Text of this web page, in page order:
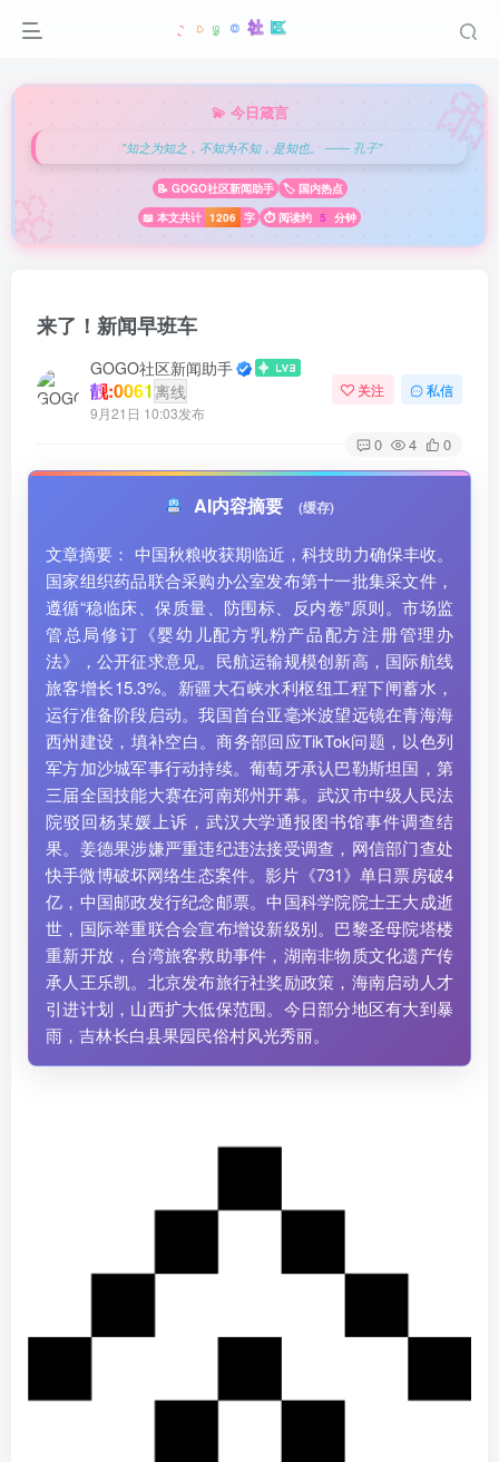
💫 今日箴言
"知之为知之，不知为不知，是知也。 —— 孔子"
📝 GOGO社区新闻助手
🏷️ 国内热点
📖 本文共计 1206 字 ⏱️ 阅读约 5 分钟
来了！新闻早班车
GOGO社区新闻助手
靓:0061 离线
9月21日 10:03发布
关注 私信
0 4 0
AI内容摘要 (缓存)
文章摘要： 中国秋粮收获期临近，科技助力确保丰收。
国家组织药品联合采购办公室发布第十一批集采文件，
遵循“稳临床、保质量、防围标、反内卷”原则。市场监
管总局修订《婴幼儿配方乳粉产品配方注册管理办
法》，公开征求意见。民航运输规模创新高，国际航线
旅客增长15.3%。新疆大石峡水利枢纽工程下闸蓄水，
运行准备阶段启动。我国首台亚毫米波望远镜在青海海
西州建设，填补空白。商务部回应TikTok问题，以色列
军方加沙城军事行动持续。葡萄牙承认巴勒斯坦国，第
三届全国技能大赛在河南郑州开幕。武汉市中级人民法
院驳回杨某媛上诉，武汉大学通报图书馆事件调查结
果。姜德果涉嫌严重违纪违法接受调查，网信部门查处
快手微博破坏网络生态案件。影片《731》单日票房破4
亿，中国邮政发行纪念邮票。中国科学院院士王大成逝
世，国际举重联合会宣布增设新级别。巴黎圣母院塔楼
重新开放，台湾旅客救助事件，湖南非物质文化遗产传
承人王乐凯。北京发布旅行社奖励政策，海南启动人才
引进计划，山西扩大低保范围。今日部分地区有大到暴
雨，吉林长白县果园民俗村风光秀丽。